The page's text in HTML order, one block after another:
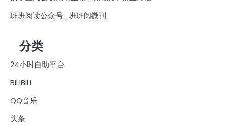
班班阅读公众号_班班阅微刊
分类
24小时自助平台
BILIBILI
QQ音乐
头条